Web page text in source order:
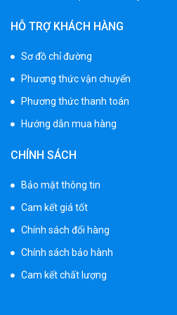
HỖ TRỢ KHÁCH HÀNG
Sơ đồ chỉ đường
Phương thức vận chuyển
Phương thức thanh toán
Hướng dẫn mua hàng
CHÍNH SÁCH
Bảo mật thông tin
Cam kết giá tốt
Chính sách đổi hàng
Chính sách bảo hành
Cam kết chất lượng